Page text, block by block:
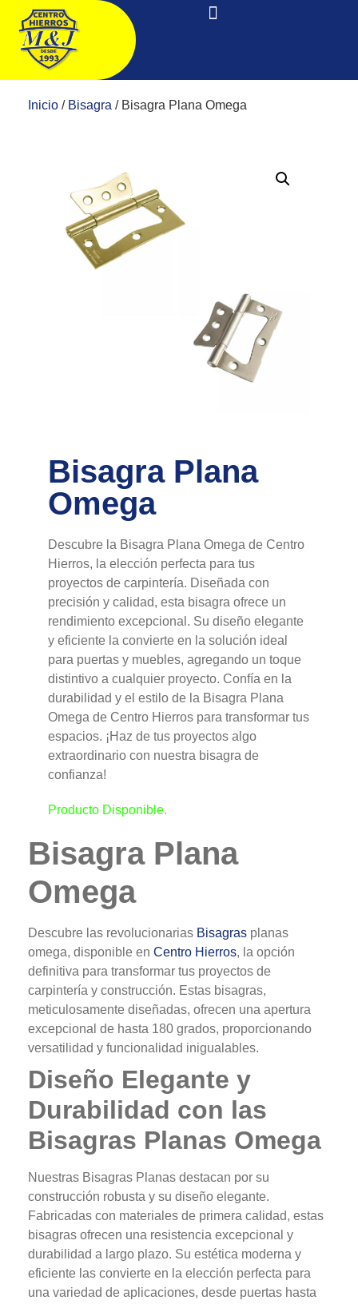
Inicio / Bisagra / Bisagra Plana Omega
Bisagra Plana
Omega
Descubre la Bisagra Plana Omega de Centro
Hierros, la elección perfecta para tus
proyectos de carpintería. Diseñada con
precisión y calidad, esta bisagra ofrece un
rendimiento excepcional. Su diseño elegante
y eficiente la convierte en la solución ideal
para puertas y muebles, agregando un toque
distintivo a cualquier proyecto. Confía en la
durabilidad y el estilo de la Bisagra Plana
Omega de Centro Hierros para transformar tus
espacios. ¡Haz de tus proyectos algo
extraordinario con nuestra bisagra de
confianza!
Producto Disponible.
Bisagra Plana
Omega
Descubre las revolucionarias Bisagras planas
omega, disponible en Centro Hierros, la opción
definitiva para transformar tus proyectos de
carpintería y construcción. Estas bisagras,
meticulosamente diseñadas, ofrecen una apertura
excepcional de hasta 180 grados, proporcionando
versatilidad y funcionalidad inigualables.
Diseño Elegante y
Durabilidad con las
Bisagras Planas Omega
Nuestras Bisagras Planas destacan por su
construcción robusta y su diseño elegante.
Fabricadas con materiales de primera calidad, estas
bisagras ofrecen una resistencia excepcional y
durabilidad a largo plazo. Su estética moderna y
eficiente las convierte en la elección perfecta para
una variedad de aplicaciones, desde puertas hasta